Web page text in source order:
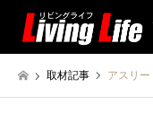
取材記事 アスリー